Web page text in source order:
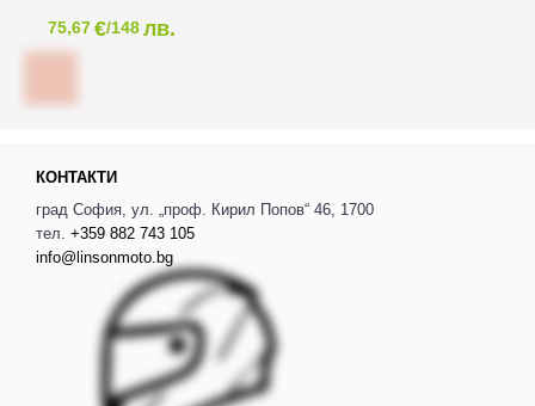
75,67€/148лв.
КОНТАКТИ
град София, ул. „проф. Кирил Попов“ 46, 1700
тел. +359 882 743 105
info@linsonmoto.bg